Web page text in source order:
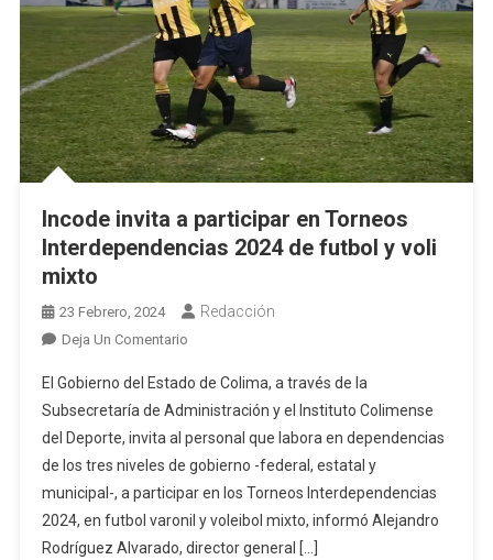
Incode invita a participar en Torneos
Interdependencias 2024 de futbol y voli
mixto
23 Febrero, 2024 Redacción
Deja Un ComentarioEn
Invita
A
Participar
En
Torneos
Interdependencias
2024
El Gobierno del Estado de Colima, a través de la
Subsecretaría de Administración y el Instituto Colimense
del Deporte, invita al personal que labora en dependencias
de los tres niveles de gobierno -federal, estatal y
municipal-, a participar en los Torneos Interdependencias
2024, en futbol varonil y voleibol mixto, informó Alejandro
Rodríguez Alvarado, director general […]